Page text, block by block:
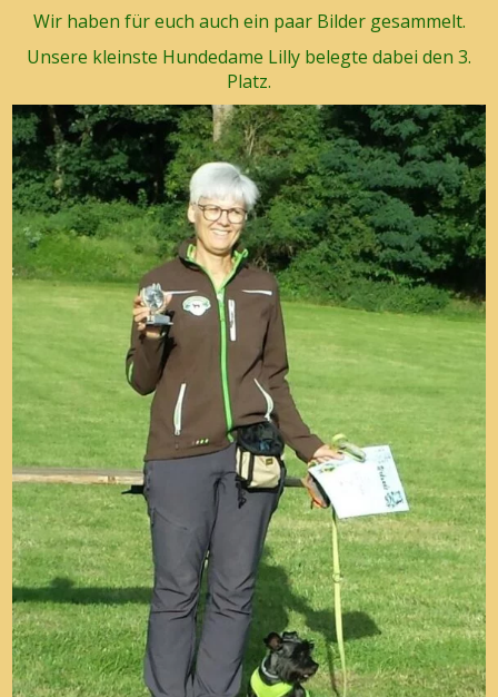
Wir haben für euch auch ein paar Bilder gesammelt.
Unsere kleinste Hundedame Lilly belegte dabei den 3.
Platz.